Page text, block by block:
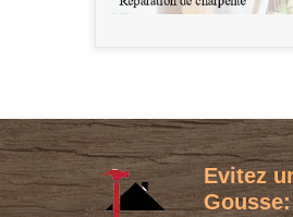
Evitez